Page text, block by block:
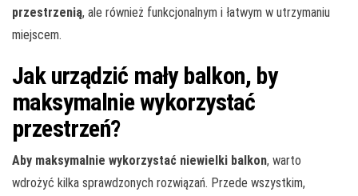
przestrzenią, ale również funkcjonalnym i łatwym w utrzymaniu
miejscem.
Jak urządzić mały balkon, by
maksymalnie wykorzystać
przestrzeń?
Aby maksymalnie wykorzystać niewielki balkon, warto
wdrożyć kilka sprawdzonych rozwiązań. Przede wszystkim,